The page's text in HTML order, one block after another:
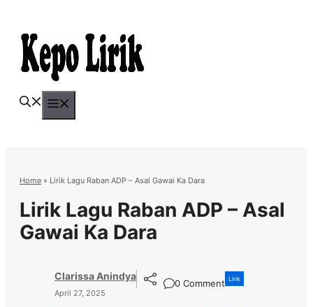
content
Home » Lirik Lagu Raban ADP – Asal Gawai Ka Dara
Lirik Lagu Raban ADP – Asal
Gawai Ka Dara
Clarissa Anindya
April 27, 2025
0 Comment Link